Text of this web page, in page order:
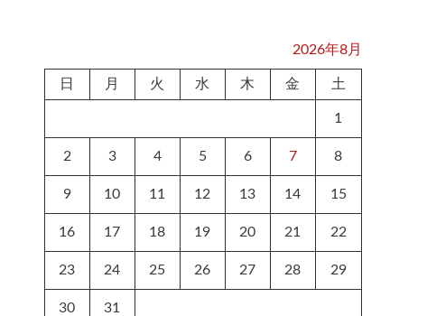
2026年8月
日 月 火 水 木 金 土
1
2 3 4 5 6 7 8
9 10 11 12 13 14 15
16 17 18 19 20 21 22
23 24 25 26 27 28 29
30 31